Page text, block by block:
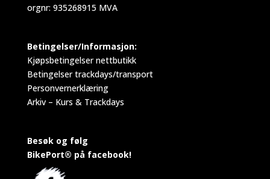
orgnr: 935268915 MVA
Betingelser/Informasjon:
Kjøpsbetingelser nettbutikk
Betingelser trackdays/transport
Personvernerklæring
Arkiv – Kurs & Trackdays
Besøk og følg
BikePort® på facebook!